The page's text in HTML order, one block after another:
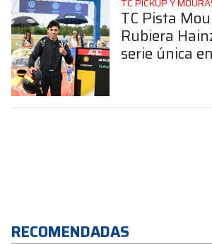
TC PICKUP Y
TC Pista
Rubiera
serie única
RECOMENDADAS